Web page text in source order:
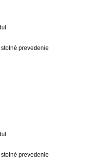
prevedenie
prevedenie